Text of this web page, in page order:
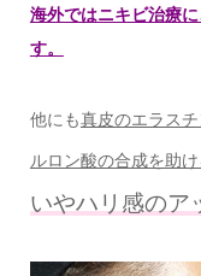
海外ではニキビ治療
す。
他にも真皮のエラス
ルロン酸の合成を助
いやハリ感のア